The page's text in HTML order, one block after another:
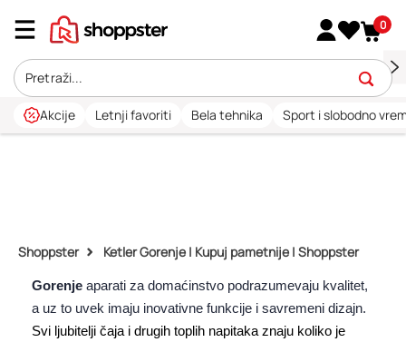
0
Akcije Letnji favoriti Bela tehnika Sport i slobodno
Shoppster Ketler Gorenje | Kupuj pametnije | Shoppster
Gorenje aparati za domaćinstvo podrazumevaju kvalitet,
a uz to uvek imaju inovativne funkcije i savremeni dizajn.
Svi ljubitelji čaja i drugih toplih napitaka znaju koliko je